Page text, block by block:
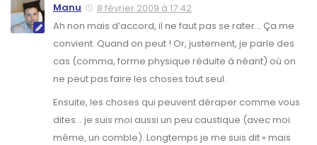
Manu
8 février 2009 à 17:42
Ah non mais d’accord, il ne faut pas se rater… Ça me
convient. Quand on peut ! Or, justement, je parle des
cas (comma, forme physique réduite à néant) où on
ne peut pas faire les choses tout seul.
Ensuite, les choses qui peuvent déraper comme vous
dites… je suis moi aussi un peu caustique (avec moi
même, un comble). Longtemps je me suis dit « mais